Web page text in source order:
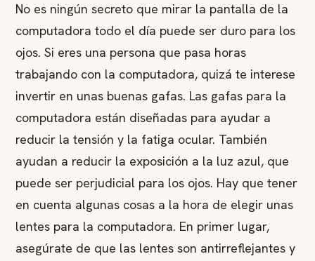
No es ningún secreto que mirar la pantalla de la
computadora todo el día puede ser duro para los
ojos. Si eres una persona que pasa horas
trabajando con la computadora, quizá te interese
invertir en unas buenas gafas. Las gafas para la
computadora están diseñadas para ayudar a
reducir la tensión y la fatiga ocular. También
ayudan a reducir la exposición a la luz azul, que
puede ser perjudicial para los ojos. Hay que tener
en cuenta algunas cosas a la hora de elegir unas
lentes para la computadora. En primer lugar,
asegúrate de que las lentes son antirreflejantes y